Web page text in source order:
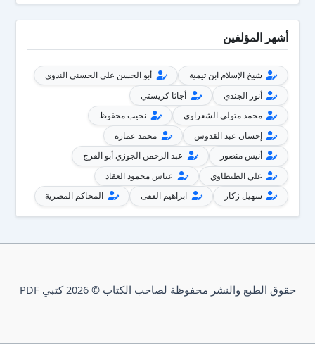
أشهر المؤلفين
شيخ الإسلام ابن تيمية
أبو الحسن علي الحسني الندوي
أنور الجندي
أجاثا كريستي
محمد متولي الشعراوي
نجيب محفوظ
إحسان عبد القدوس
محمد عمارة
أنيس منصور
عبد الرحمن الجوزي أبو الفرج
علي الطنطاوي
عباس محمود العقاد
سهيل زكار
ابراهيم الفقى المحاكم المصرية
حقوق الطبع والنشر محفوظة لصاحب الكتاب © 2026 كتبي PDF